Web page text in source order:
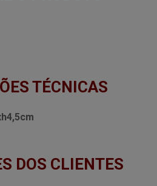
TÉCNICAS
DOS CLIENTES